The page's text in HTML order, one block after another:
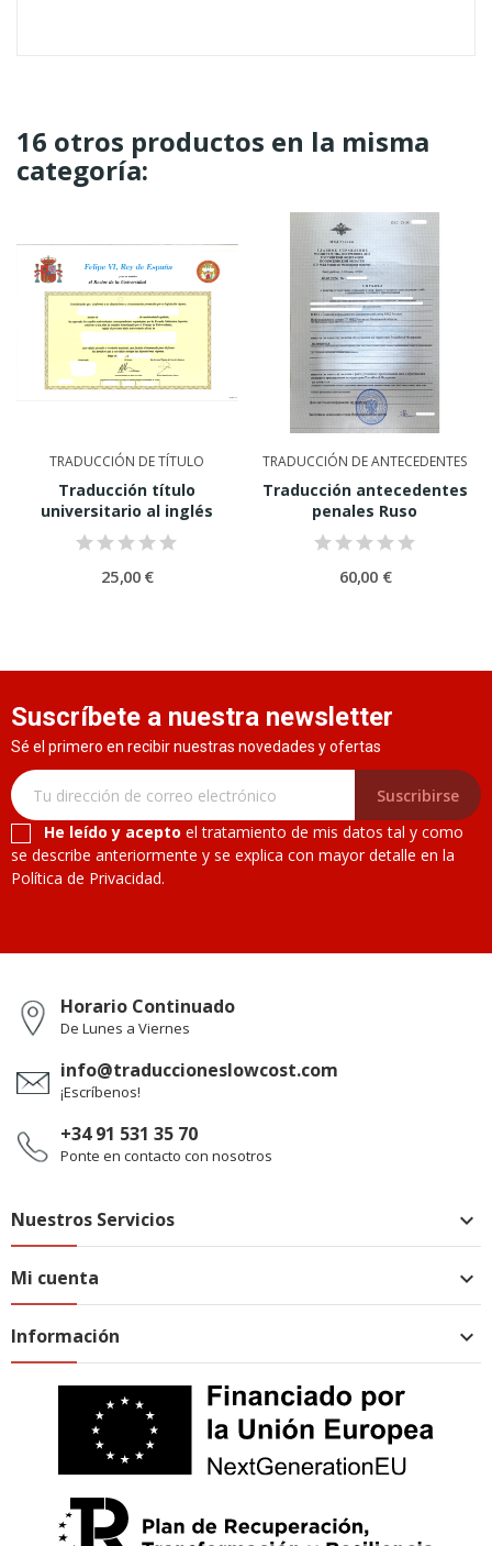
16 otros productos en la misma
categoría:
TRADUCCIÓN DE TÍTULO
Traducción título
universitario al inglés
25,00 €
TRADUCCIÓN DE ANTECEDENTES
Traducción antecedentes
penales Ruso
60,00 €
Suscríbete a nuestra newsletter
Sé el primero en recibir nuestras novedades y ofertas
Suscribirse
He leído y acepto el tratamiento de mis datos tal y como
se describe anteriormente y se explica con mayor detalle en la
Política de Privacidad.
Horario Continuado
De Lunes a Viernes
info@traduccioneslowcost.com
¡Escríbenos!
+34 91 531 35 70
Ponte en contacto con nosotros
Nuestros Servicios 
Mi cuenta 
Información 